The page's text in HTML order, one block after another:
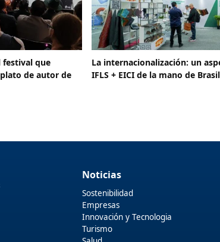
festival que
de autor de
La internacionalización: un
IFLS + EICI de la mano de
Noticias
Sostenibilidad
Empresas
Innovación y Tecnologia
Turismo